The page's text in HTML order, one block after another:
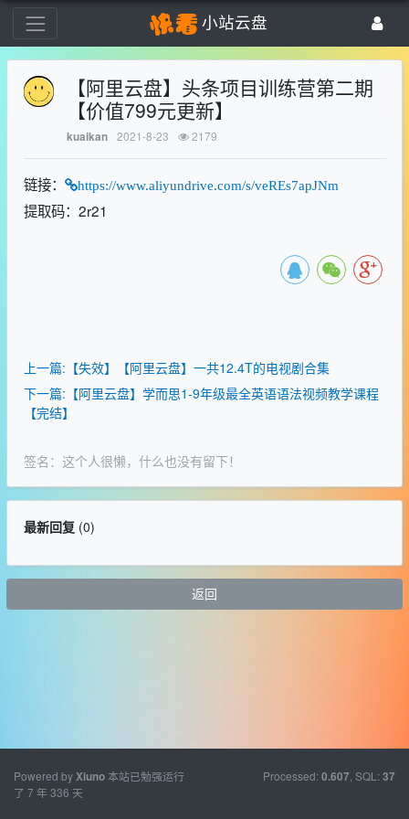
小站云盘
【阿里云盘】头条项目训练营第二期
【价值799元更新】
kuaikan 2021-8-23 2179
链接： https://www.aliyundrive.com/s/veREs7apJNm
提取码：2r21
上一篇:【失效】【阿里云盘】一共12.4T的电视剧合集
下一篇:【阿里云盘】学而思1-9年级最全英语语法视频教学课程
【完结】
签名：这个人很懒，什么也没有留下！
最新回复(0)
返回
Powered byXiuno本站已勉强运行
了 7 年 336 天
Processed: 0.607 , SQL: 37